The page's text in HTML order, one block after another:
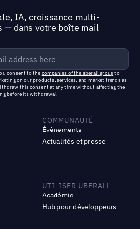
IA, croissance multi-
— dans votre boîte mail
consent to the companies of the uberall groupto
on our products, services, and market trends as
this consent at any time without affecting the
before its withdrawal.
COMMUNAUTÉ
Évènements
Actualités et presse
UTILISER UBERALL
Académie
Hub pour développeurs